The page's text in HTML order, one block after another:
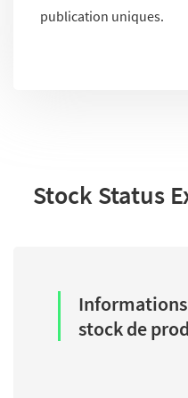
publication uniques.
Stock Status
stock de